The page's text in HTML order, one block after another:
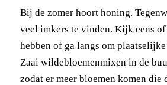
Bij de zomer hoort honing.
veel imkers te vinden. Kijk eens of
hebben of ga langs om
Zaai wildebloemenmixen in de
zodat er meer bloemen komen die